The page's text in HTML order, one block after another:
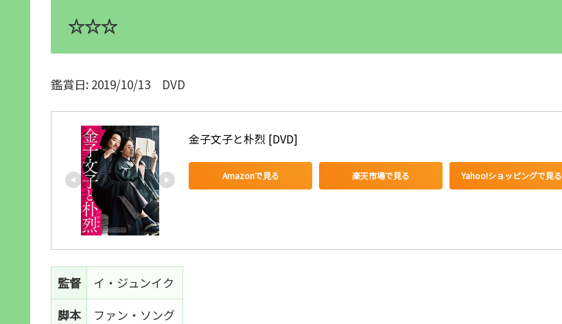
☆☆☆
鑑賞日: 2019/10/13 DVD
金子文子と朴烈 [DVD]
Amazonで見る 楽天市場で見る Yahoo!ショッピングで見る
監督
イ・ジュンイク
脚本
ファン・ソング